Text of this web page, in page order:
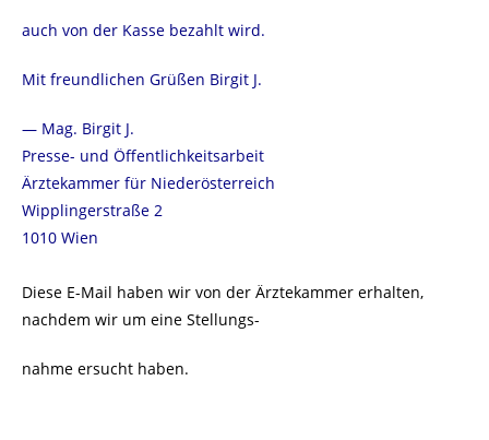
auch von der Kasse bezahlt wird.
Mit freundlichen Grüßen Birgit J.
— Mag. Birgit J.
Presse- und Öffentlichkeitsarbeit
Ärztekammer für Niederösterreich
Wipplingerstraße 2
1010 Wien
Diese E-Mail haben wir von der Ärztekammer erhalten,
nachdem wir um eine Stellungs-
nahme ersucht haben.